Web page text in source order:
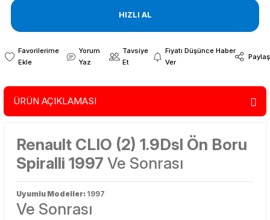
HIZLI AL
Yorum
Yaz
Tavsiye
Et
Fiyatı Düşünce Haber
Ver
Paylaş
ÜRÜN AÇIKLAMASI
Renault CLIO (2) 1.9Dsl Ön Boru
Spiralli 1997 Ve Sonrası
Uyumlu Modeller: 1997
Ve Sonrası